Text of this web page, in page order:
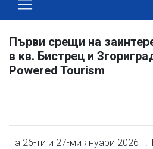
Първи срещи на
в кв. Бистрец и
Powered Tourism
На 26-ти и 27-ми януари 2026 г.